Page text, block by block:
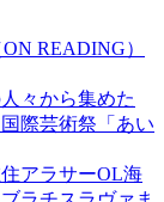
READING）
々から集めた
際芸術祭「あい
アラサーOL海